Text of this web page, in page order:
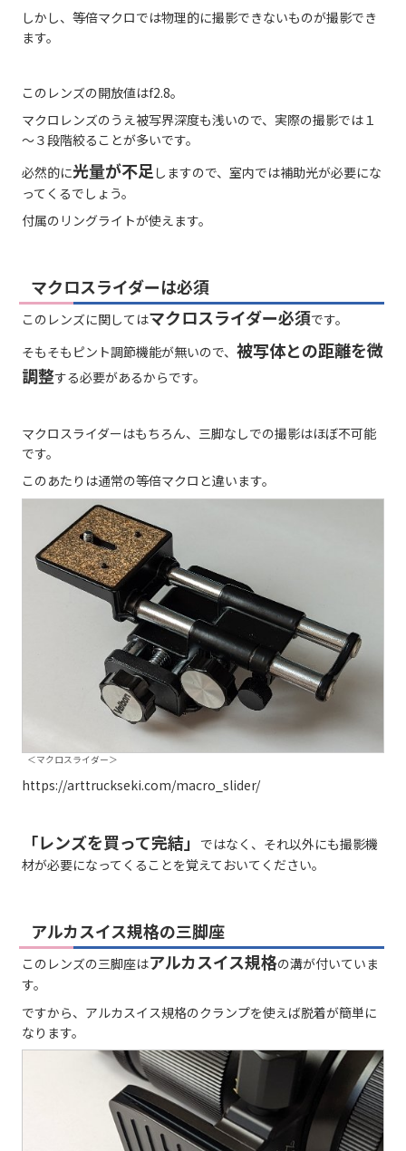
しかし、等倍マクロでは物理的に撮影できないものが撮影でき
ます。
このレンズの開放値はf2.8。
マクロレンズのうえ被写界深度も浅いので、実際の撮影では１
～３段階絞ることが多いです。
必然的に光量が不足 しますので、室内では補助光が必要にな
ってくるでしょう。
付属のリングライトが使えます。
マクロスライダーは必須
このレンズに関してはマクロスライダー必須です。
そもそもピント調節機能が無いので、 被写体との距離を微
調整する必要があるからです。
マクロスライダーはもちろん、三脚なしでの撮影はほぼ不可能
です。
このあたりは通常の等倍マクロと違います。
＜マクロスライダー＞
https://arttruckseki.com/macro_slider/
「レンズを買って完結」 ではなく、それ以外にも撮影機
材が必要になってくることを覚えておいてください。
アルカスイス規格の三脚座
このレンズの三脚座はアルカスイス規格の溝が付いていま
す。
ですから、アルカスイス規格のクランプを使えば脱着が簡単に
なります。